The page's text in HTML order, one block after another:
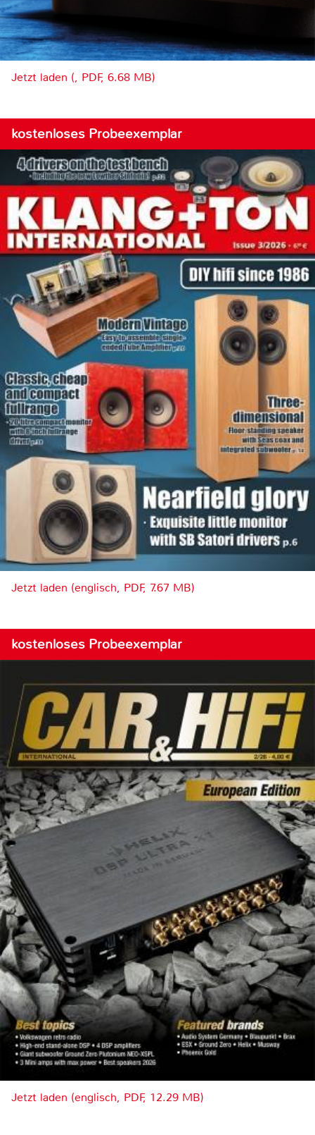
Jetzt laden (, PDF, 6.68 MB)
kostenloses Probeexemplar
Jetzt laden (englisch, PDF, 7.67 MB)
kostenloses Probeexemplar
Jetzt laden (englisch, PDF, 12.29 MB)